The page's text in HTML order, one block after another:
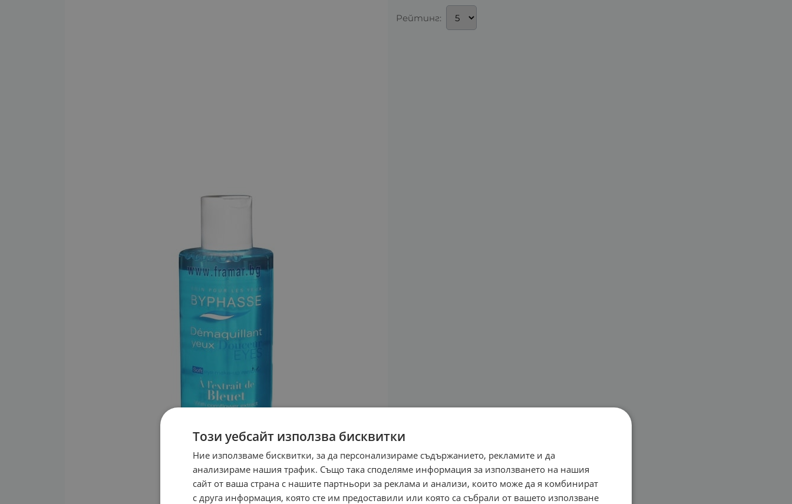
Рейтинг:
Този уебсайт използва бисквитки
Ние използваме бисквитки, за да персонализираме съдържанието, рекламите и да
анализираме нашия трафик. Също така споделяме информация за използването на нашия
сайт от ваша страна с нашите партньори за реклама и анализи, които може да я комбинират
с друга информация, която сте им предоставили или която са събрали от вашето използване